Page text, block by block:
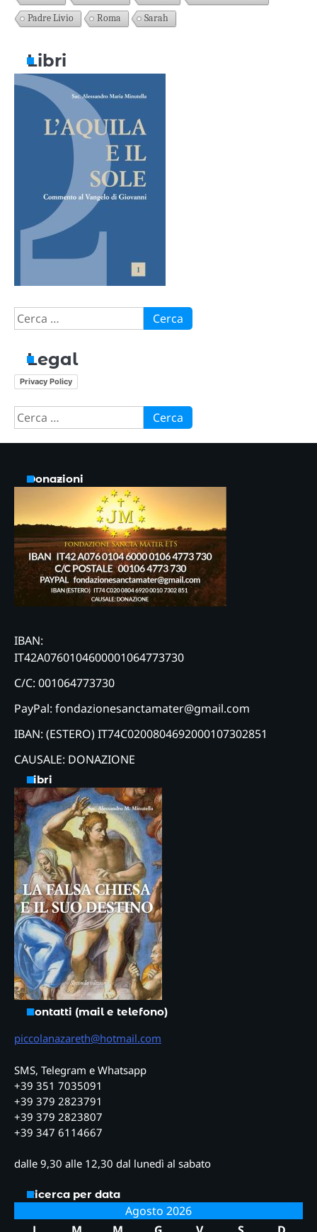
Padre Livio
Roma Sarah
Libri
Ricerca
per:
Legal
Privacy Policy
Ricerca
per:
Donazioni
IBAN:
IT42A0760104600001064773730
C/C: 001064773730
PayPal: fondazionesanctamater@gmail.com
IBAN: (ESTERO) IT74C0200804692000107302851
CAUSALE: DONAZIONE
Libri
Contatti (mail e telefono)
piccolanazareth@hotmail.com
SMS, Telegram e Whatsapp
+39 351 7035091
+39 379 2823791
+39 379 2823807
+39 347 6114667
dalle 9,30 alle 12,30 dal lunedì al sabato
Ricerca per data
Agosto 2026